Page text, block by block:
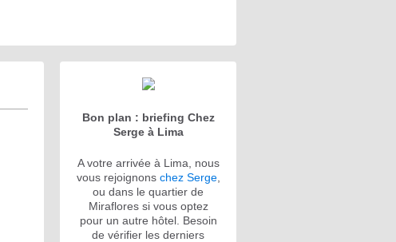
Bon plan : briefing Chez
Serge à Lima
A votre arrivée à Lima, nous
vous rejoignons chez Serge,
ou dans le quartier de
Miraflores si vous optez
pour un autre hôtel. Besoin
de vérifier les derniers